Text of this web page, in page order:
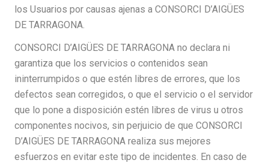
los Usuarios por causas ajenas a CONSORCI D’AIGÜES
DE TARRAGONA.
CONSORCI D’AIGÜES DE TARRAGONA no declara ni
garantiza que los servicios o contenidos sean
ininterrumpidos o que estén libres de errores, que los
defectos sean corregidos, o que el servicio o el servidor
que lo pone a disposición estén libres de virus u otros
componentes nocivos, sin perjuicio de que CONSORCI
D’AIGÜES DE TARRAGONA realiza sus mejores
esfuerzos en evitar este tipo de incidentes. En caso de